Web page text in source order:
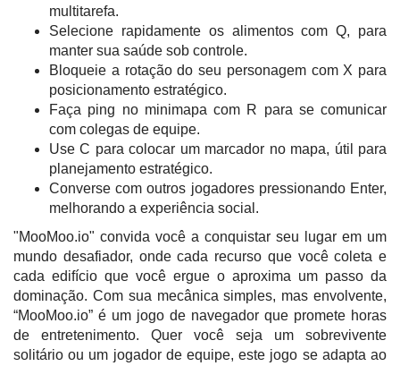
multitarefa.
Selecione rapidamente os alimentos com Q, para
manter sua saúde sob controle.
Bloqueie a rotação do seu personagem com X para
posicionamento estratégico.
Faça ping no minimapa com R para se comunicar
com colegas de equipe.
Use C para colocar um marcador no mapa, útil para
planejamento estratégico.
Converse com outros jogadores pressionando Enter,
melhorando a experiência social.
"MooMoo.io" convida você a conquistar seu lugar em um
mundo desafiador, onde cada recurso que você coleta e
cada edifício que você ergue o aproxima um passo da
dominação. Com sua mecânica simples, mas envolvente,
“MooMoo.io” é um jogo de navegador que promete horas
de entretenimento. Quer você seja um sobrevivente
solitário ou um jogador de equipe, este jogo se adapta ao